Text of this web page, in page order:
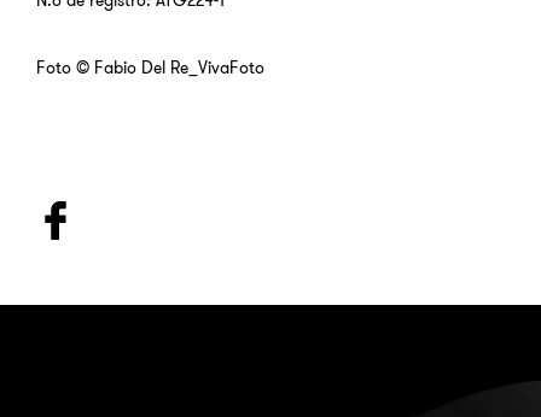
Foto © Fabio Del Re_VivaFoto